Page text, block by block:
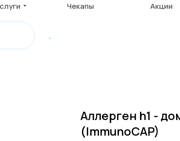
Акции
Чекапы
,
Аллерген h1 -
(ImmunoCAP)